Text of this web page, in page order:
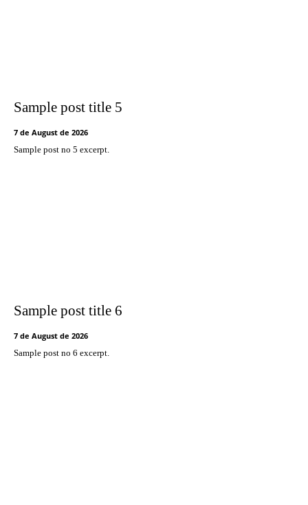
Sample post title 5
7 de August de 2026
Sample post no 5 excerpt.
Sample post title 6
7 de August de 2026
Sample post no 6 excerpt.